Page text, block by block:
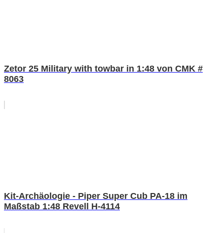
Zetor 25 Military with towbar in 1:48 von CMK #
8063
Kit-Archäologie - Piper Super Cub PA-18 im
Maßstab 1:48 Revell H-4114